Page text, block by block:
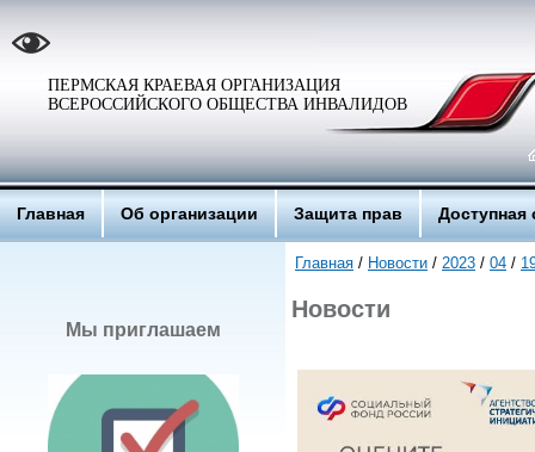
ПЕРМСКАЯ КРАЕВАЯ ОРГАНИЗАЦИЯ
ВСЕРОССИЙСКОГО ОБЩЕСТВА ИНВАЛИДОВ
Главная Об организации Защита прав Доступная
Мы приглашаем
Главная / Новости / 2023 / 04 /
Новости